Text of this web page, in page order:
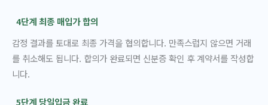
4단계 최종 매입가 합의
감정 결과를 토대로 최종 가격을 협의합니다. 만족스럽지 않으면 거래
를 취소해도 됩니다. 합의가 완료되면 신분증 확인 후 계약서를 작성합
니다.
5단계 당일입금 완료